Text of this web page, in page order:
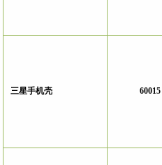
三星手机壳 60015